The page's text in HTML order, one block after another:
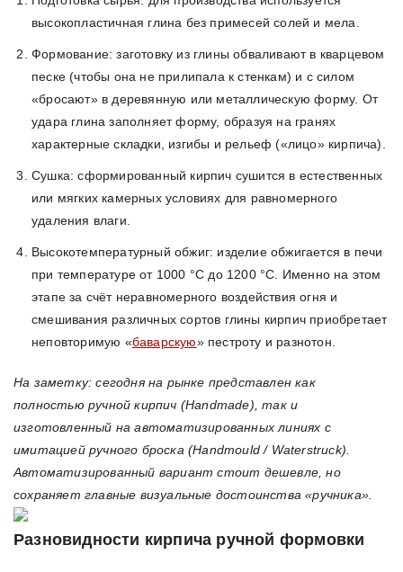
высокопластичная глина без примесей солей и мела.
Формование: заготовку из глины обваливают в кварцевом
песке (чтобы она не прилипала к стенкам) и с силом
«бросают» в деревянную или металлическую форму. От
удара глина заполняет форму, образуя на гранях
характерные складки, изгибы и рельеф («лицо» кирпича).
Сушка: сформированный кирпич сушится в естественных
или мягких камерных условиях для равномерного
удаления влаги.
Высокотемпературный обжиг: изделие обжигается в печи
при температуре от 1000 °C до 1200 °C. Именно на этом
этапе за счёт неравномерного воздействия огня и
смешивания различных сортов глины кирпич приобретает
неповторимую «баварскую» пестроту и разнотон.
На заметку: сегодня на рынке представлен как
полностью ручной кирпич (Handmade), так и
изготовленный на автоматизированных линиях с
имитацией ручного броска (Handmould / Waterstruck).
Автоматизированный вариант стоит дешевле, но
сохраняет главные визуальные достоинства «ручника».
Разновидности кирпича ручной формовки